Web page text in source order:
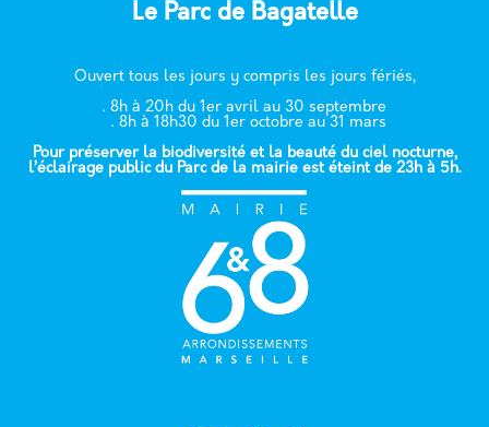
Le Parc de Bagatelle
Ouvert tous les jours y compris les jours fériés,
. 8h à 20h du 1er avril au 30 septembre
. 8h à 18h30 du 1er octobre au 31 mars
Pour préserver la biodiversité et la beauté du ciel nocturne,
l’éclairage public du Parc de la mairie est éteint de 23h à 5h.